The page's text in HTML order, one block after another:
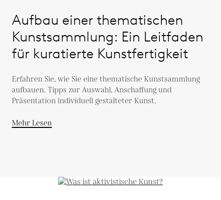
Aufbau einer thematischen
Kunstsammlung: Ein Leitfaden
für kuratierte Kunstfertigkeit
Erfahren Sie, wie Sie eine thematische Kunstsammlung
aufbauen. Tipps zur Auswahl, Anschaffung und
Präsentation individuell gestalteter Kunst.
Mehr Lesen